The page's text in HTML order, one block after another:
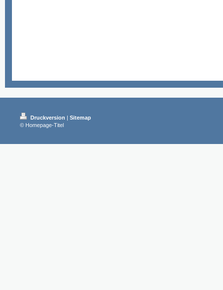
Druckversion
Sitemap
© Homepage-Titel